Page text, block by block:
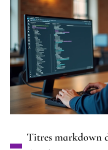
Titres markdown